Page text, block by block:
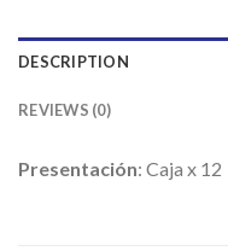
DESCRIPTION
REVIEWS (0)
Presentación: Caja x 12